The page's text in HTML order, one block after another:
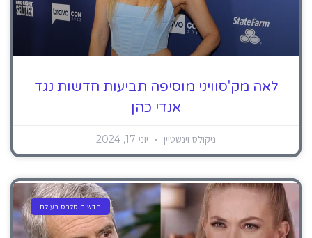
לאה מק'סוויני מוסיפה תביעות חדשות נגד
אנדי כהן
ניקולס וינשטיין יוני 17, 2024
חדשות סלבס בעולם